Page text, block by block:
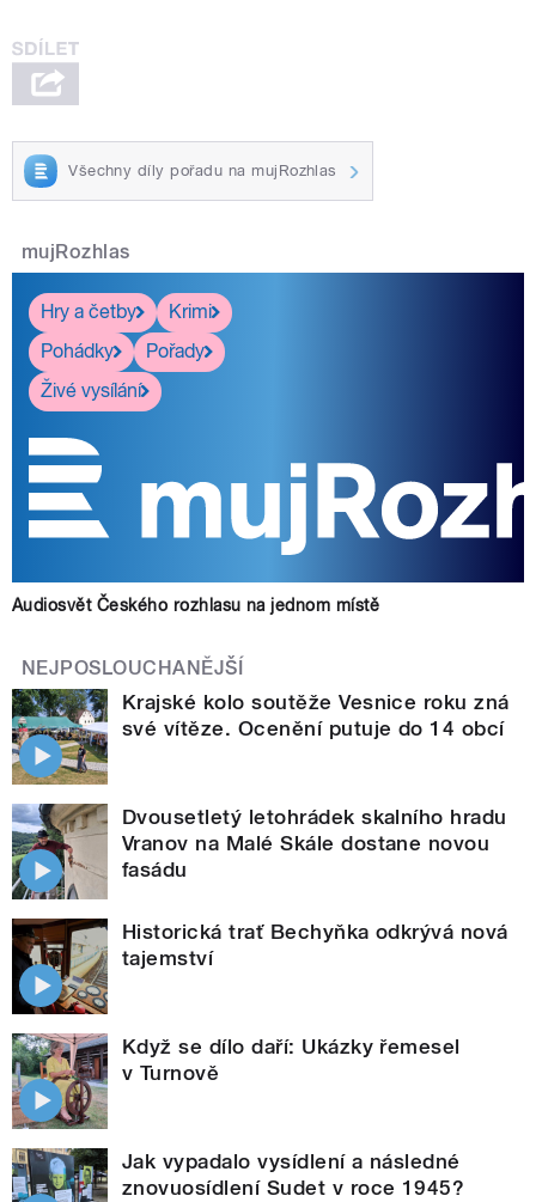
Všechny díly pořadu na mujRozhlas
mujRozhlas
Hry a četby
Krimi
Pohádky
Pořady
Živé vysílání
Audiosvět Českého rozhlasu na jednom místě
NEJPOSLOUCHANĚJŠÍ
Krajské kolo soutěže Vesnice roku zná
své vítěze. Ocenění putuje do 14 obcí
Dvousetletý letohrádek skalního hradu
Vranov na Malé Skále dostane novou
fasádu
Historická trať Bechyňka odkrývá nová
tajemství
Když se dílo daří: Ukázky řemesel
v Turnově
Jak vypadalo vysídlení a následné
znovuosídlení Sudet v roce 1945?